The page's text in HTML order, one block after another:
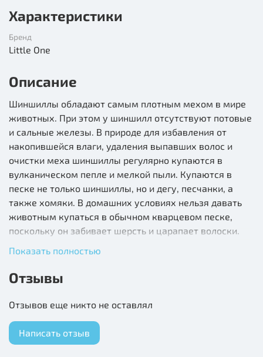
Характеристики
Бренд
Little One
Описание
Шиншиллы обладают самым плотным мехом в мире
животных. При этом у шиншилл отсутствуют потовые
и сальные железы. В природе для избавления от
накопившейся влаги, удаления выпавших волос и
очистки меха шиншиллы регулярно купаются в
вулканическом пепле и мелкой пыли. Купаются в
песке не только шиншиллы, но и дегу, песчанки, а
также хомяки. В домашних условиях нельзя давать
животным купаться в обычном кварцевом песке,
поскольку он забивает шерсть и царапает волоски.
Песок для купания Little One является прекрасным
животных. Мягкие гладкие и мелкие песчинки
декоративных животных, избавляя ее от водяного
конденсата и жира. При этом песок Little One не
царапает шерсть и легко из нее высыпается,
Показать полностью
Отзывы
Отзывов еще никто не оставлял
Написать отзыв